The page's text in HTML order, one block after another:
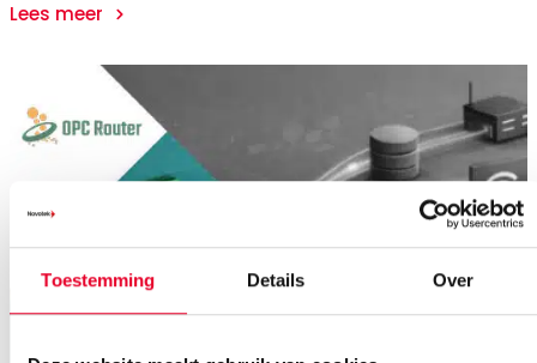
Toestemming Details Over
Lees meer